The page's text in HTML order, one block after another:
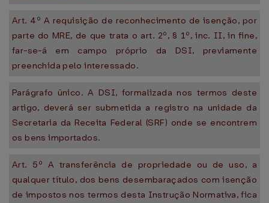
Art. 4º A requisição de reconhecimento de isenção, por
parte do MRE, de que trata o art. 2º, § 1º, inc. II, in fine,
far-se-á em campo próprio da DSI, previamente
preenchida pelo interessado.
Parágrafo único. A DSI, formalizada nos termos deste
artigo, deverá ser submetida a registro na unidade da
Secretaria da Receita Federal (SRF) onde se encontrem
os bens importados.
Art. 5º A transferência de propriedade ou de uso, a
qualquer título, dos bens desembaraçados com isenção
de impostos nos termos desta Instrução Normativa, fica